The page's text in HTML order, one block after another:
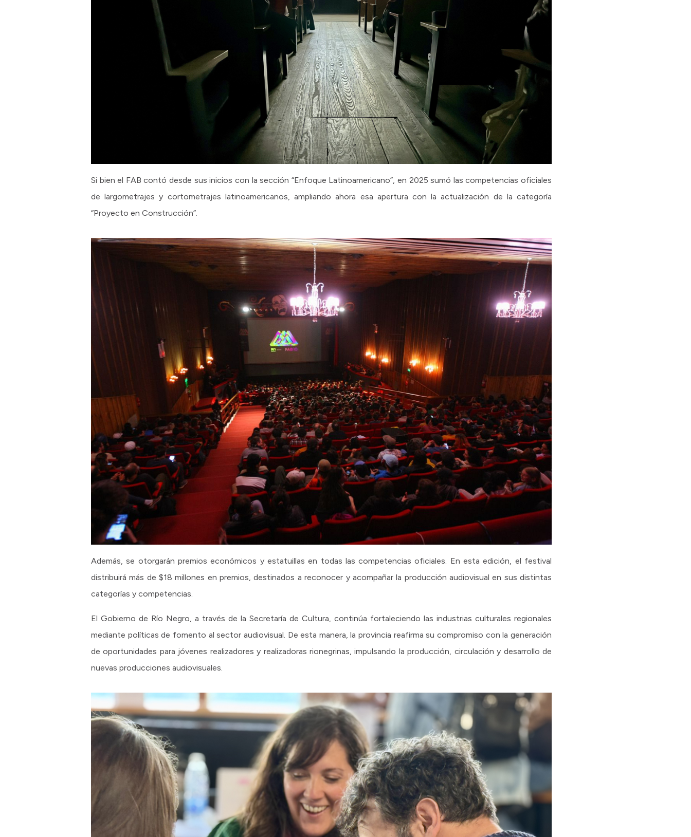
Si bien el FAB contó desde sus inicios con la sección “Enfoque Latinoamericano”, en 2025 sumó las competencias oficiales
de largometrajes y cortometrajes latinoamericanos, ampliando ahora esa apertura con la actualización de la categoría
“Proyecto en Construcción”.
Además, se otorgarán premios económicos y estatuillas en todas las competencias oficiales. En esta edición, el festival
distribuirá más de $18 millones en premios, destinados a reconocer y acompañar la producción audiovisual en sus distintas
categorías y competencias.
El Gobierno de Río Negro, a través de la Secretaría de Cultura, continúa fortaleciendo las industrias culturales regionales
mediante políticas de fomento al sector audiovisual. De esta manera, la provincia reafirma su compromiso con la generación
de oportunidades para jóvenes realizadores y realizadoras rionegrinas, impulsando la producción, circulación y desarrollo de
nuevas producciones audiovisuales.